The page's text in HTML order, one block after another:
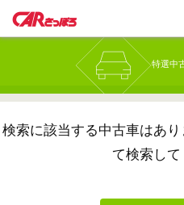
特選中
検索に該当する中古車はあり
て検索して